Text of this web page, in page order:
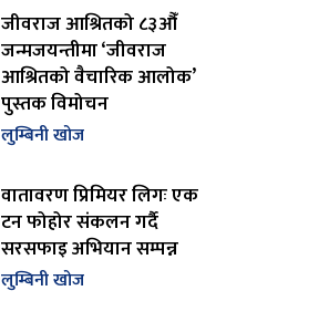
जीवराज आश्रितको ८३औँ
जन्मजयन्तीमा ‘जीवराज
आश्रितको वैचारिक आलोक’
पुस्तक विमोचन
लुम्बिनी खोज
वातावरण प्रिमियर लिगः एक
टन फोहोर संकलन गर्दै
सरसफाइ अभियान सम्पन्न
लुम्बिनी खोज